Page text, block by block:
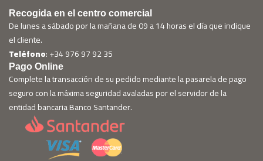
Recogida en el centro comercial
De lunes a sábado por la mañana de 09 a 14 horas el día que indique
el cliente.
Teléfono: +34 976 97 92 35
Pago Online
Complete la transacción de su pedido mediante la pasarela de pago
seguro con la máxima seguridad avaladas por el servidor de la
entidad bancaria Banco Santander.